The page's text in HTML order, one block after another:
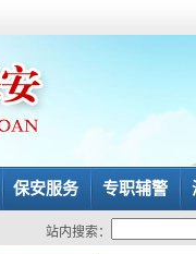
保安服务 专职辅警
站内搜索：